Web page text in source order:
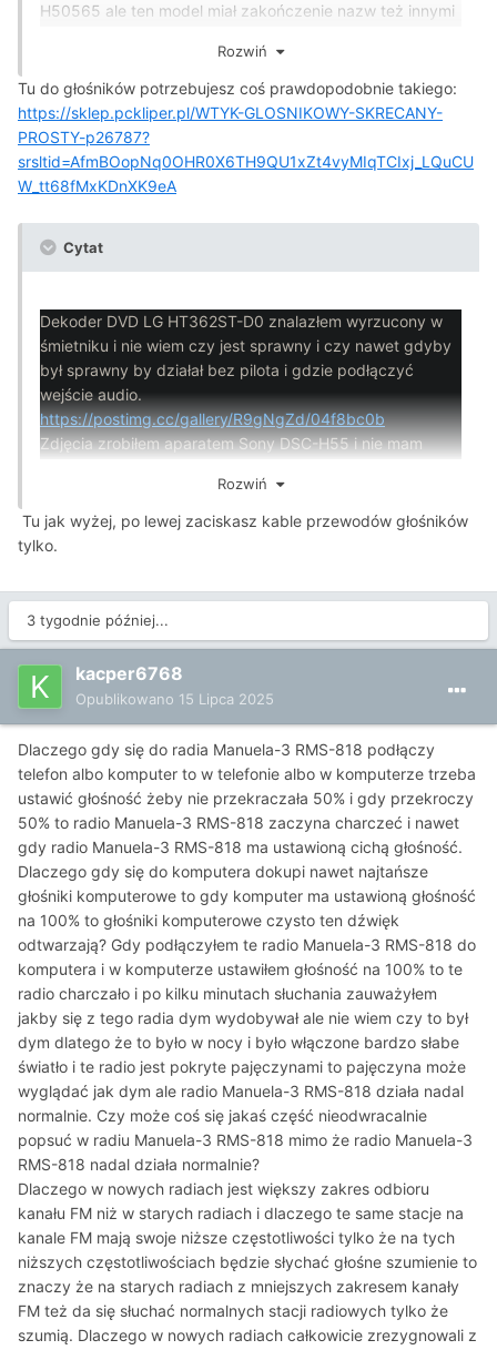
H50565 ale ten model miał zakończenie nazw też innymi
Radiomagnetofon Manuela-3 RMS-818 znalazłem na
strychu i dawno temu chyba zmarły dziadek go tam
przyniósł jak jeszcze żył i jest sprawne i gdy w te okrągłe
wejście wsadzałem igłę to głośniej buczał. Wcześniej
napisałem że tam jest okrągłe wejście z 8 pionowymi
dziurkami i 1 w środku ale jeszcze raz się przyjrzałem i
Rozwiń
Tu do głośników potrzebujesz coś prawdopodobnie takiego:
https://sklep.pckliper.pl/WTYK-GLOSNIKOWY-SKRECANY-
PROSTY-p26787?
srsltid=AfmBOopNq0OHR0X6TH9QU1xZt4vyMIqTCIxj_LQuCU
W_tt68fMxKDnXK9eA
Cytat
Dekoder DVD LG HT362ST-D0 znalazłem wyrzucony w
śmietniku i nie wiem czy jest sprawny i czy nawet gdyby
był sprawny by działał bez pilota i gdzie podłączyć
wejście audio.
https://postimg.cc/gallery/R9gNgZd/04f8bc0b
Zdjęcia zrobiłem aparatem Sony DSC-H55 i nie mam
Rozwiń
Tu jak wyżej, po lewej zaciskasz kable przewodów głośników
tylko.
3 tygodnie później...
kacper6768
Opublikowano 15 Lipca 2025
Dlaczego gdy się do radia Manuela-3 RMS-818 podłączy
telefon albo komputer to w telefonie albo w komputerze trzeba
ustawić głośność żeby nie przekraczała 50% i gdy przekroczy
50% to radio Manuela-3 RMS-818 zaczyna charczeć i nawet
gdy radio Manuela-3 RMS-818 ma ustawioną cichą głośność.
Dlaczego gdy się do komputera dokupi nawet najtańsze
głośniki komputerowe to gdy komputer ma ustawioną głośność
na 100% to głośniki komputerowe czysto ten dźwięk
odtwarzają? Gdy podłączyłem te radio Manuela-3 RMS-818 do
komputera i w komputerze ustawiłem głośność na 100% to te
radio charczało i po kilku minutach słuchania zauważyłem
jakby się z tego radia dym wydobywał ale nie wiem czy to był
dym dlatego że to było w nocy i było włączone bardzo słabe
światło i te radio jest pokryte pajęczynami to pajęczyna może
wyglądać jak dym ale radio Manuela-3 RMS-818 działa nadal
normalnie. Czy może coś się jakaś część nieodwracalnie
popsuć w radiu Manuela-3 RMS-818 mimo że radio Manuela-3
RMS-818 nadal działa normalnie?
Dlaczego w nowych radiach jest większy zakres odbioru
kanału FM niż w starych radiach i dlaczego te same stacje na
kanale FM mają swoje niższe częstotliwości tylko że na tych
niższych częstotliwościach będzie słychać głośne szumienie to
znaczy że na starych radiach z mniejszych zakresem kanały
FM też da się słuchać normalnych stacji radiowych tylko że
szumią. Dlaczego w nowych radiach całkowicie zrezygnowali z